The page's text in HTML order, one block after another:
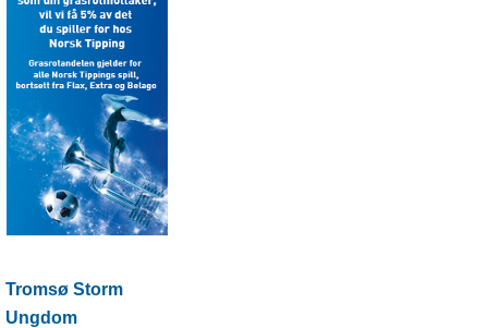
Tromsø Storm
Ungdom